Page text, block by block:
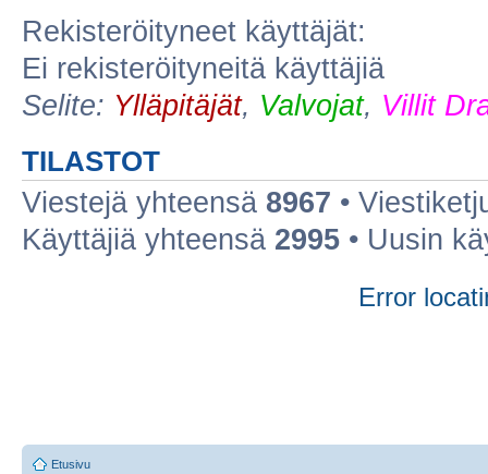
Rekisteröityneet käyttäjät:
Ei rekisteröityneitä käyttäjiä
Selite: Ylläpitäjät, Valvojat, Villit
TILASTOT
Viestejä yhteensä 8967 •
Käyttäjiä yhteensä 2995 • Uusin
Error
Etusivu